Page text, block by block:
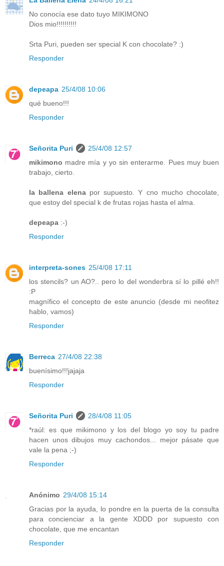
No conocía ese dato tuyo MIKIMONO
Dios mio!!!!!!!!!!
Srta Puri, pueden ser special K con chocolate? :)
Responder
depeapa 25/4/08 10:06
qué bueno!!!
Responder
Señorita Puri
25/4/08 12:57
mikimono madre mía y yo sin enterarme. Pues muy buen
trabajo, cierto.
la ballena elenapor supuesto. Y cno mucho chocolate,
que estoy del special k de frutas rojas hasta el alma.
depeapa :-)
Responder
interpreta-sones 25/4/08 17:11
los stencils? un AO?.. pero lo del wonderbra sí lo pillé eh!!
:P
magnífico el concepto de este anuncio (desde mi neofitez
hablo, vamos)
Responder
Berreca 27/4/08 22:38
buenísimo!!!jajaja
Responder
Señorita Puri
28/4/08 11:05
*raúl: es que mikimono y los del blogo yo soy tu padre
hacen unos dibujos muy cachondos... mejor pásate que
vale la pena ;-)
Responder
Anónimo 29/4/08 15:14
Gracias por la ayuda, lo pondre en la puerta de la consulta
para concienciar a la gente XDDD por supuesto con
chocolate, que me encantan
Responder